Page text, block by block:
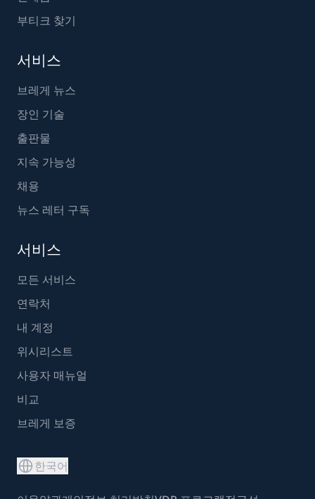
부티크 찾기
서비스
브레게 뉴스
장인 기술
출판물
지속 가능성
채용
뉴스 레터 구독
서비스
모든 서비스
연락처
내 계정
위시리스트
사용자 매뉴얼
비교
브레게 보증
한국어